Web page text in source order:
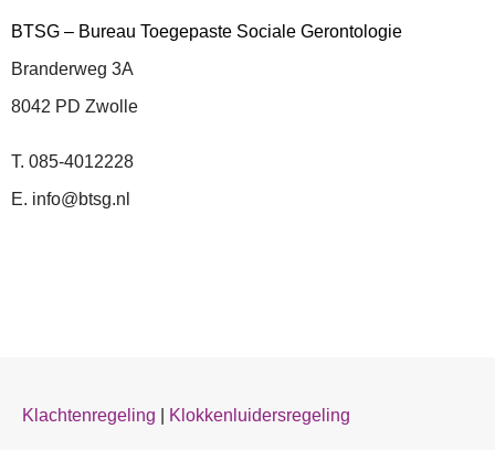
BTSG – Bureau Toegepaste Sociale Gerontologie
Branderweg 3A
8042 PD Zwolle
T. 085-4012228
E. info@btsg.nl
Klachtenregeling Klokkenluidersregeling